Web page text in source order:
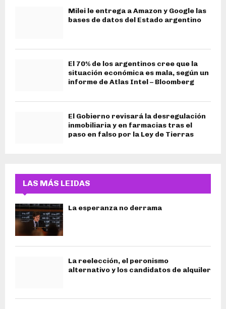
Milei le entrega a Amazon y Google las
bases de datos del Estado argentino
El 70% de los argentinos cree que la
situación económica es mala, según un
informe de Atlas Intel – Bloomberg
El Gobierno revisará la desregulación
inmobiliaria y en farmacias tras el
paso en falso por la Ley de Tierras
LAS MÁS LEIDAS
La esperanza no derrama
La reelección, el peronismo
alternativo y los candidatos de alquiler